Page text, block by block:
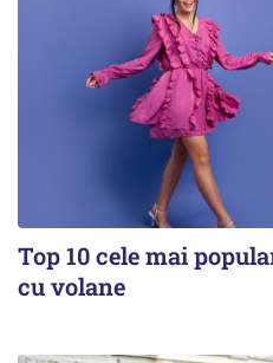
Top 10 cele mai
cu volane